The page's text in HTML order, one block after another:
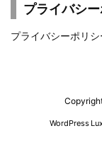
プライバシ
プライバシーポリシ
WordPress